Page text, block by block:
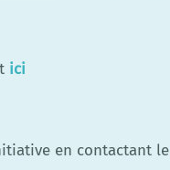
ici
en contactant le